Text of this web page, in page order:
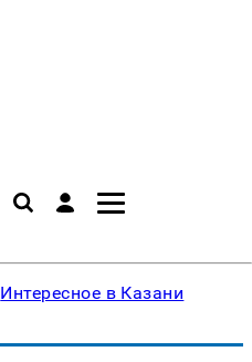
Интересное в Казани